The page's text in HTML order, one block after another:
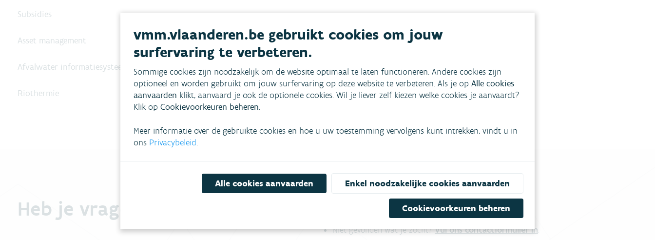
Subsidies
Asset management
Afvalwater informatiesysteem
Riothermie
Heb je vragen? Bekijk het overzicht van meestgestelde vragen.
Niet gevonden wat je zocht? Vul ons contactformulier in.
vmm.vlaanderen.be gebruikt cookies om jouw
surfervaring te verbeteren.
Sommige cookies zijn noodzakelijk om de website optimaal te laten functioneren. Andere cookies zijn
optioneel en worden gebruikt om jouw surfervaring op deze website te verbeteren. Als je op Alle cookies
aanvaarden klikt, aanvaard je ook de optionele cookies. Wil je liever zelf kiezen welke cookies je aanvaardt?
Klik op Cookievoorkeuren beheren.
Meer informatie over de gebruikte cookies en hoe u uw toestemming vervolgens kunt intrekken, vindt u in
ons Privacybeleid.
Alle cookies aanvaarden Enkel noodzakelijke cookies aanvaarden
Cookievoorkeuren beheren